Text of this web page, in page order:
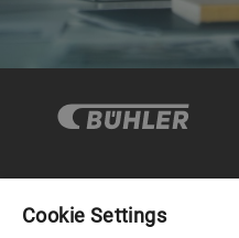
企业与合规
Cookie Settings